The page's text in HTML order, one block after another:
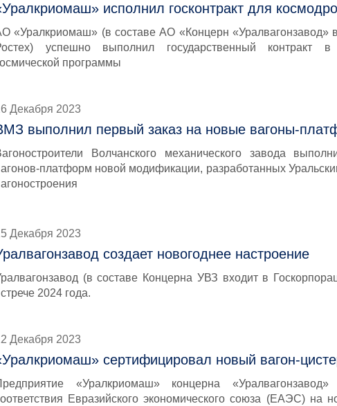
исполнил гоcконтракт для
«Уралкриомаш» (в составе АО «Концерн «Уралвагонзавод»
успешно выполнил государственный контракт
программы
Декабря 2023
выполнил первый заказ на новые вагоны-
Волчанского механического завода
платформ новой модификации, разработанных
Декабря 2023
создает новогоднее настроение
(в составе Концерна УВЗ входит в
2024 года.
Декабря 2023
сертифицировал новый вагон-
«Уралкриомаш» концерна «Уралвагонзавод»
Евразийского экономического союза (ЕАЭС) на